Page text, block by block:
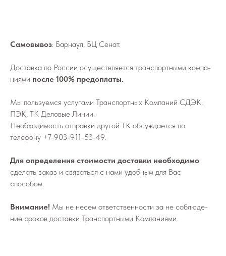
Самовывоз: Барнаул, БЦ Сенат.
До­став­ка по России осу­ществ­ля­ет­ся транс­порт­ны­ми ком­па­
ни­я­ми после 100% предоплаты.
Мы поль­зу­ем­ся услу­га­ми Транс­порт­ных Ком­па­ний СДЭК,
ПЭК, ТК Деловые Линии.
Не­об­хо­ди­мо­сть от­прав­ки дру­гой ТК об­суж­да­ет­ся по
телефону +7-903-911-53-49.
Для определения стоимости доставки необходимо
сделать заказ и связаться с нами удобным для Вас
способом.
Внимание! Мы не не­сем от­вет­ствен­но­сти за не со­блю­де­
ние сро­ков до­став­ки Транс­порт­ны­ми Ком­па­ни­я­ми.